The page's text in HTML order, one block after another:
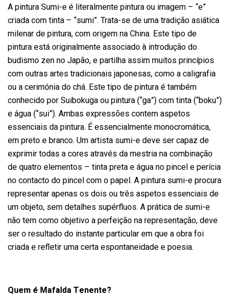
A pintura Sumi-e é literalmente pintura ou imagem – “e”
criada com tinta – “sumi”. Trata-se de uma tradição asiática
milenar de pintura, com origem na China. Este tipo de
pintura está originalmente associado à introdução do
budismo zen no Japão, e partilha assim muitos princípios
com outras artes tradicionais japonesas, como a caligrafia
ou a cerimónia do chá. Este tipo de pintura é também
conhecido por Suibokuga ou pintura (“ga”) com tinta (“boku”)
e água (“sui”). Ambas expressões contem aspetos
essenciais da pintura. É essencialmente monocromática,
em preto e branco. Um artista sumi-e deve ser capaz de
exprimir todas a cores através da mestria na combinação
de quatro elementos – tinta preta e água no pincel e perícia
no contacto do pincel com o papel. A pintura sumi-e procura
representar apenas os dois ou três aspetos essenciais de
um objeto, sem detalhes supérfluos. A prática de sumi-e
não tem como objetivo a perfeição na representação, deve
ser o resultado do instante particular em que a obra foi
criada e refletir uma certa espontaneidade e poesia.
Quem é Mafalda Tenente?